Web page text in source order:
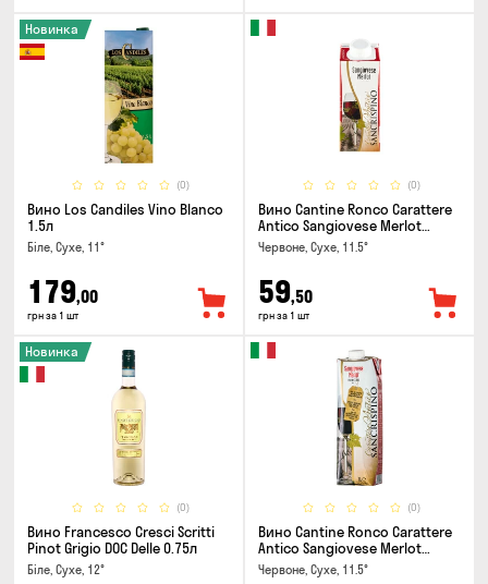
(0)
Новинка
Вино Los Candiles Vino Blanco
1.5л
Біле, Сухе, 11°
179,00
грн за 1 шт
(0)
Вино Cantine Ronco Carattere
Antico Sangiovese Merlot
Rubicone IGT 0.25л
Червоне, Сухе, 11.5°
59,50
грн за 1 шт
(0)
Новинка
Вино Francesco Cresci Scritti
Pinot Grigio DOC Delle 0.75л
Біле, Сухе, 12°
(0)
Вино Cantine Ronco Carattere
Antico Sangiovese Merlot
Rubicone IGT 1л
Червоне, Сухе, 11.5°